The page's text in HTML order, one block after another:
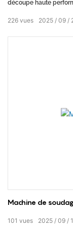
découpe haute
pointe, elle garantit
complexes d'une
2025 09
226 vues
Machine de
2025 09
101 vues